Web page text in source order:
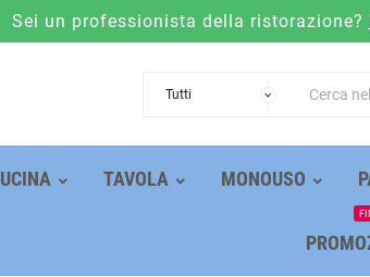
Sei un professionista della ristorazione?
TAVOLA MONOUSO